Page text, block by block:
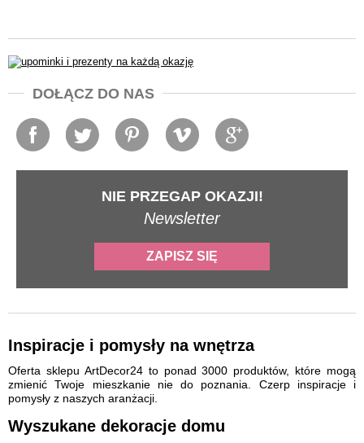
DOŁĄCZ DO NAS
NIE PRZEGAP OKAZJI!
Newsletter
ZAPISZ SIĘ
Inspiracje i pomysły na wnętrza
Oferta sklepu ArtDecor24 to ponad 3000 produktów, które mogą
zmienić Twoje mieszkanie nie do poznania. Czerp inspiracje i
pomysły z naszych aranżacji.
Wyszukane dekoracje domu